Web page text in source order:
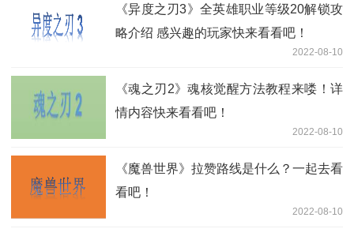
《异度之刃3》全英雄职业等级20解锁攻
略介绍 感兴趣的玩家快来看看吧！
2022-08-10
《魂之刃2》魂核觉醒方法教程来喽！详
情内容快来看看吧！
2022-08-10
《魔兽世界》拉赞路线是什么？一起去看
看吧！
2022-08-10